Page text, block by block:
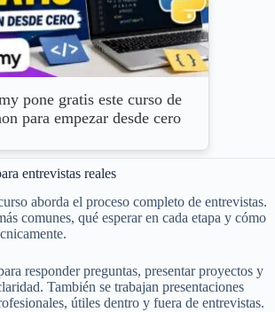
pone gratis este curso de
para empezar desde cero
entrevistas reales
aborda el proceso completo de entrevistas.
comunes, qué esperar en cada etapa y cómo
responder preguntas, presentar proyectos y
También se trabajan presentaciones
útiles dentro y fuera de entrevistas.